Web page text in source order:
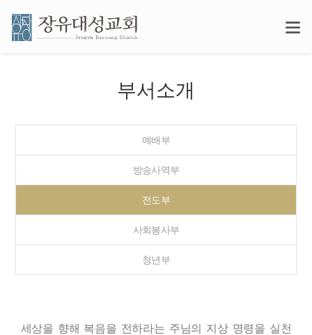
부서소개
예배부
방송사역부
전도부
사회봉사부
청년부
세상을 향해 복음을 전하라는 주님의 지상 명령을 실천